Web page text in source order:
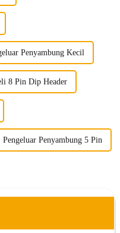
Penyambung Kecil
8 Pin Dip Header
Pengeluar Penyambung 5 Pin